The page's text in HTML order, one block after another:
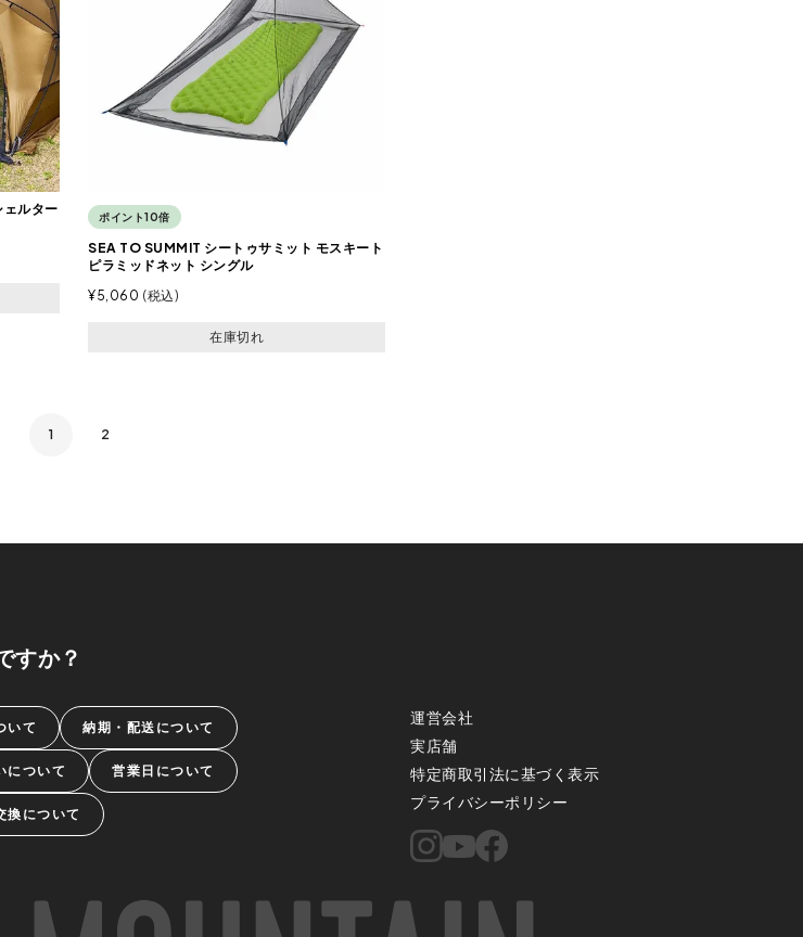
ルター
ポイント10倍
SEA TO SUMMIT シートゥサミット モスキート
ピラミッドネット シングル
¥5,060 税込
在庫切れ
1 2
すか？
いて 納期・配送について
について 営業日について
換について
運営会社
実店舗
特定商取引法に基づく表示
プライバシーポリシー